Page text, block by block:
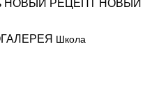
НОВЫЙ РЕЦЕПТ НОВЫЙ
Школа